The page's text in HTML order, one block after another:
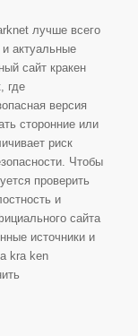
лучше всего
актуальные
сайт кракен
где
версия
сторонние или
риск
Чтобы
проверить
и
сайта
источники и
kra ken